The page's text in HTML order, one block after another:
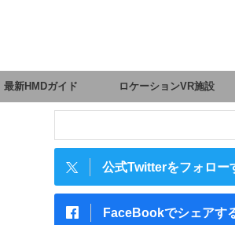
最新HMDガイド ロケーションVR施設
公式Twitterをフォロー
FaceBookでシェアす